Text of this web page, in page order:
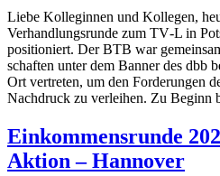
Liebe Kolle­ginnen und Kollegen,
Verhand­lungs­runde zum TV‑L in
posi­tio­niert. Der BTB war
schaften unter dem Banner des dbb
Ort vertreten, um den Forde­rungen
Nach­druck zu verleihen. Zu
Einkom­mens­runde
Aktion – Hannover